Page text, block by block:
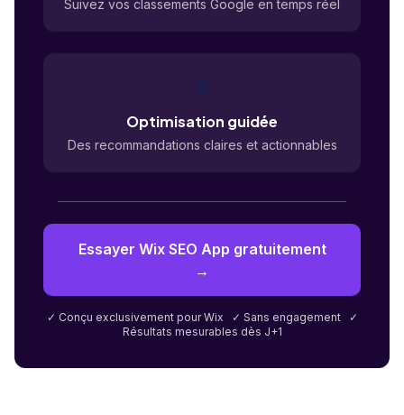
Suivez vos classements Google en temps réel
⚡
Optimisation guidée
Des recommandations claires et actionnables
Essayer Wix SEO App gratuitement
→
✓ Conçu exclusivement pour Wix ✓ Sans engagement ✓
Résultats mesurables dès J+1